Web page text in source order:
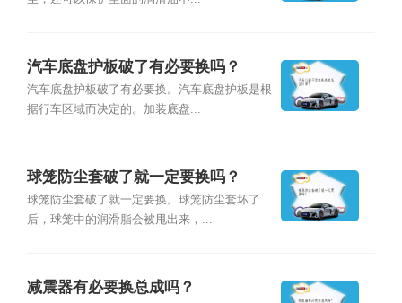
汽车底盘护板破了有必要换吗？
汽车底盘护板破了有必要换。汽车底盘护板是根
据行车区域而决定的。加装底盘...
球笼防尘套破了就一定要换吗？
球笼防尘套破了就一定要换。球笼防尘套坏了
后，球笼中的润滑脂会被甩出来，...
减震器有必要换总成吗？